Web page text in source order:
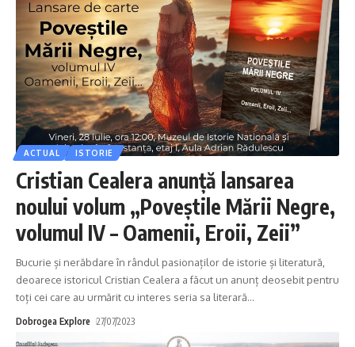
ACTUAL ISTORIE
Cristian Cealera anunță lansarea
noului volum „Poveștile Mării Negre,
volumul IV – Oamenii, Eroii, Zeii”
Bucurie și nerăbdare în rândul pasionaților de istorie și literatură,
deoarece istoricul Cristian Cealera a făcut un anunț deosebit pentru
toți cei care au urmărit cu interes seria sa literară…
Dobrogea Explore 27/07/2023